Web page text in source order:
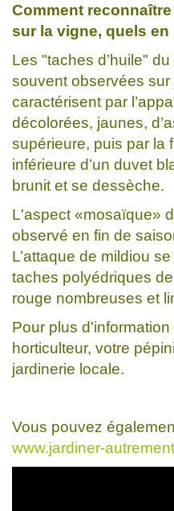
Comment
sur la vigne, quels
Les "taches d’huile"
souvent observées
caractérisent par
décolorées, jaunes,
supérieure, puis par la
inférieure d’un duvet
brunit et se dessèche.
L'aspect «mosaïque»
observé en fin de
L’attaque de mildiou
taches polyédriques
rouge nombreuses et
Pour plus
horticulteur, votre
jardinerie locale.
Vous pouvez
www.jardiner-